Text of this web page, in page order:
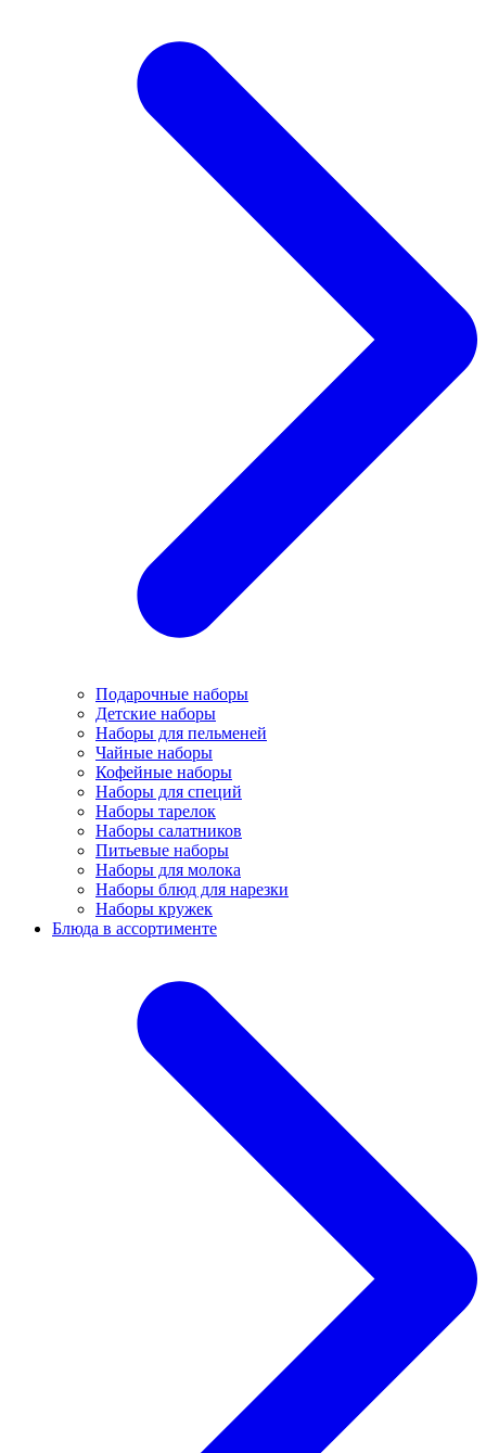
Подарочные наборы
Детские наборы
Наборы для пельменей
Чайные наборы
Кофейные наборы
Наборы для специй
Наборы тарелок
Наборы салатников
Питьевые наборы
Наборы для молока
Наборы блюд для нарезки
Наборы кружек
Блюда в ассортименте